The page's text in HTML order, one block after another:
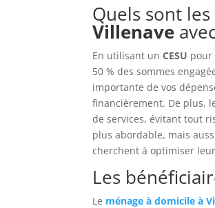
Quels sont
Villenave
En utilisant unCESU pour
50 % des sommes
importante de vos
financièrement. De plus,
de services, évitant tout
plus abordable, mais
cherchent à optimiser
Les
Le ménage à domicile à